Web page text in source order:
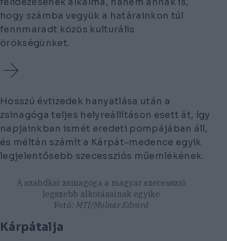
hogy számba vegyük a határainkon túl
fennmaradt közös kulturális
örökségünket.
Hosszú évtizedek hanyatlása után a
zsinagóga teljes helyreállításon esett át, így
napjainkban ismét eredeti pompájában áll,
és méltán számít a Kárpát-medence egyik
legjelentősebb szecessziós műemlékének.
A szabdkai zsinagóga a magyar szecesszió
legszebb alkotásainak egyike
Fotó: MTI/Molnár Edvárd
Kárpátalja